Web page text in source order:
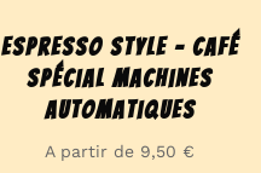
Espresso Style – Café
spécial machines
automatiques
A partir de 9,50 €